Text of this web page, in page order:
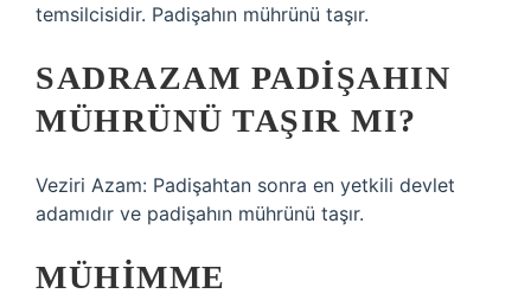
temsilcisidir. Padişahın mührünü taşır.
SADRAZAM PADIŞAHIN
MÜHRÜNÜ TAŞIR MI?
Veziri Azam: Padişahtan sonra en yetkili devlet
adamıdır ve padişahın mührünü taşır.
MÜHIMME